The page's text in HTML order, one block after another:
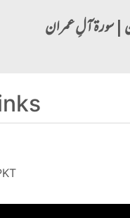
| سورۃ آلِ عمران